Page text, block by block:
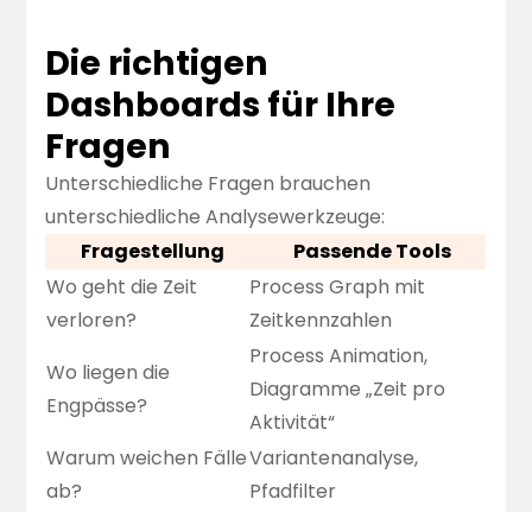
Die richtigen
Dashboards für Ihre
Fragen
Unterschiedliche Fragen brauchen
unterschiedliche Analysewerkzeuge:
Fragestellung
Passende Tools
Wo geht die Zeit
verloren?
Process Graph mit
Zeitkennzahlen
Wo liegen die
Engpässe?
Process Animation,
Diagramme „Zeit pro
Aktivität“
Warum weichen Fälle
ab?
Variantenanalyse,
Pfadfilter